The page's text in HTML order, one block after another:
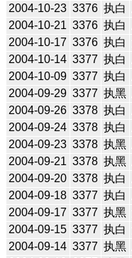
2004-10-23 3376 执白
2004-10-21 3376 执白
2004-10-17 3376 执白
2004-10-14 3377 执白
2004-10-09 3377 执白
2004-09-29 3377 执黑
2004-09-26 3378 执白
2004-09-24 3378 执白
2004-09-23 3378 执黑
2004-09-21 3378 执黑
2004-09-20 3378 执白
2004-09-18 3377 执白
2004-09-17 3377 执黑
2004-09-15 3377 执白
2004-09-14 3377 执黑